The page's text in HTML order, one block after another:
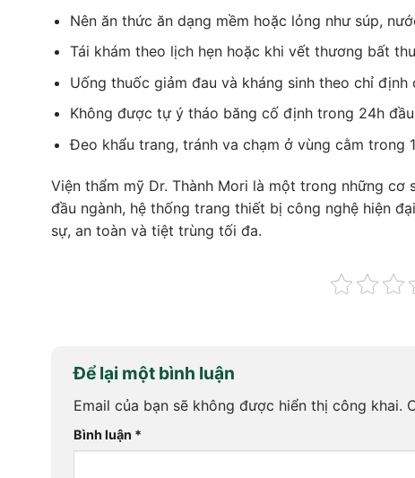
Nên ăn thức ăn dạng mềm hoặc lỏng như súp,
Tái khám theo lịch hẹn hoặc khi vết thương bất
Uống thuốc giảm đau và kháng sinh theo chỉ định
Không được tự ý tháo băng cố định trong 24h
Đeo khẩu trang, tránh va chạm ở vùng cằm trong
Viện thẩm mỹ Dr. Thành Mori là một trong những
đầu ngành, hệ thống trang thiết bị công nghệ hiện
sự, an toàn và tiệt trùng tối đa.
Để lại một bình luận
Email của bạn sẽ không được hiển thị công khai.
Bình luận *